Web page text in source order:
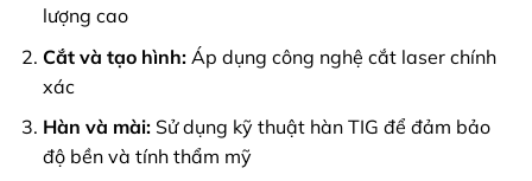
lượng cao
Cắt và tạo hình:Áp dụng công nghệ cắt laser chính
xác
Hàn và mài:Sử dụng kỹ thuật hàn TIG để đảm bảo
độ bền và tính thẩm mỹ